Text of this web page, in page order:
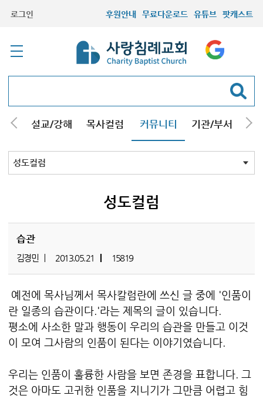
로그인 후원안내 무료다운로드 유튜브 팟캐스트
내 설교/강해 목사컬럼 커뮤니티 기관/부서 선
최근등록자료
자유게시판
교회소식
성도컬럼
성도컬럼
습관
김경민 2013.05.21 15819
예전에 목사님께서 목사칼럼란에 쓰신 글 중에 '인품이
란 일종의 습관이다.'라는 제목의 글이 있습니다.
평소에 사소한 말과 행동이 우리의 습관을 만들고 이것
이 모여 그사람의 인품이 된다는 이야기였습니다.
우리는 인품이 훌륭한 사람을 보면 존경을 표합니다. 그
것은 아마도 고귀한 인품을 지니기가 그만큼 어렵고 힘